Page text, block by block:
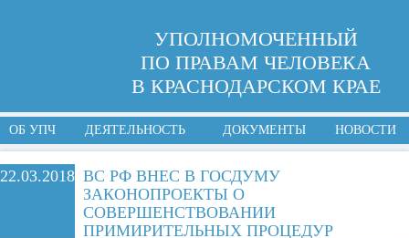
УПОЛНОМОЧЕННЫЙ
ПО ПРАВАМ ЧЕЛОВЕКА
В КРАСНОДАРСКОМ КРАЕ
ОБ УПЧ ДЕЯТЕЛЬНОСТЬ ДОКУМЕНТЫ НОВОСТИ
22.03.2018 ВС РФ ВНЕС В ГОСДУМУ
ЗАКОНОПРОЕКТЫ О
СОВЕРШЕНСТВОВАНИИ
ПРИМИРИТЕЛЬНЫХ ПРОЦЕДУР